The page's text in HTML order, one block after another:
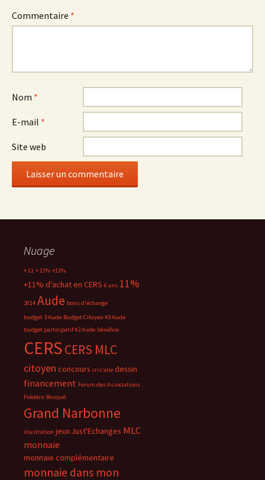
Commentaire *
Nom *
E-mail *
Site web
Nuage
+ 11 + 11% +11%
+11% d'achat en CERS 6 ans 11%
2014 Aude bons d'échange
budget 3 Aude Budget Citoyen #3 Aude
budget participatif #2 Aude bénéfice
CERSCERS MLC
citoyen concours cris'alie dessin
financement Forum des Associations
Frédéric Bosqué
Grand Narbonne
illustration jeuxJust'Echanges MLC
monnaie
monnaie complémentaire
monnaie dans mon